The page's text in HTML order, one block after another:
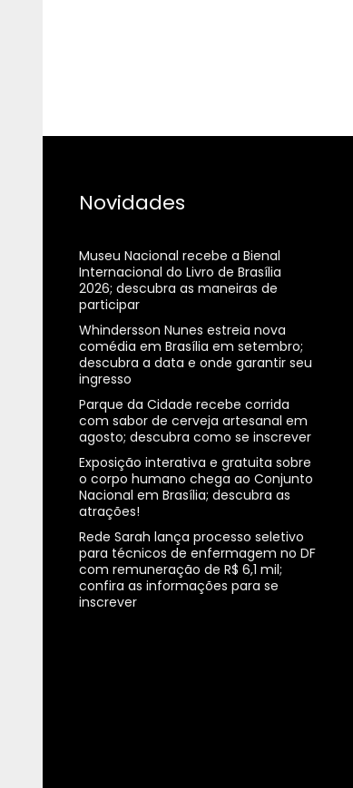
Novidades
Museu Nacional recebe a Bienal
Internacional do Livro de Brasília
2026; descubra as maneiras de
participar
Whindersson Nunes estreia nova
comédia em Brasília em setembro;
descubra a data e onde garantir seu
ingresso
Parque da Cidade recebe corrida
com sabor de cerveja artesanal em
agosto; descubra como se inscrever
Exposição interativa e gratuita sobre
o corpo humano chega ao Conjunto
Nacional em Brasília; descubra as
atrações!
Rede Sarah lança processo seletivo
para técnicos de enfermagem no DF
com remuneração de R$ 6,1 mil;
confira as informações para se
inscrever